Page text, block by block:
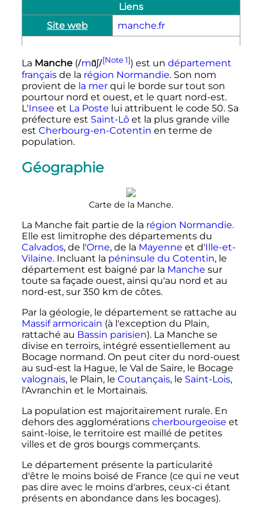
Liens
Site web
manche.fr
La Manche(/mɑ̃ʃ/[Note 1]) est un département
françaisde la région Normandie. Son nom
provient de la merqui le borde sur tout son
pourtour nord et ouest, et le quart nord-est.
L'Insee et La Poste lui attribuent le code 50. Sa
préfecture est Saint-Lôet la plus grande ville
est Cherbourg-en-Cotentin en terme de
population.
Géographie
Carte de la Manche.
La Manche fait partie de la région Normandie.
Elle est limitrophe des départements du
Calvados, de l'Orne, de la Mayenne et d'Ille-et-
Vilaine. Incluant la péninsule du Cotentin, le
département est baigné par la Manche sur
toute sa façade ouest, ainsi qu'au nord et au
nord-est, sur 350 km de côtes.
Par la géologie, le département se rattache au
Massif armoricain (à l'exception du Plain,
rattaché au Bassin parisien). La Manche se
divise en terroirs, intégré essentiellement au
Bocage normand. On peut citer du nord-ouest
au sud-est la Hague, le Val de Saire, le Bocage
valognais, le Plain, le Coutançais, le Saint-Lois,
l'Avranchin et le Mortainais.
La population est majoritairement rurale. En
dehors des agglomérations cherbourgeoise et
saint-loise, le territoire est maillé de petites
villes et de gros bourgs commerçants.
Le département présente la particularité
d'être le moins boisé de France (ce qui ne veut
pas dire avec le moins d'arbres, ceux-ci étant
présents en abondance dans les bocages).